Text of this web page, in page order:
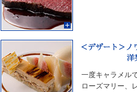
一度キャラメル
ローズマリー、